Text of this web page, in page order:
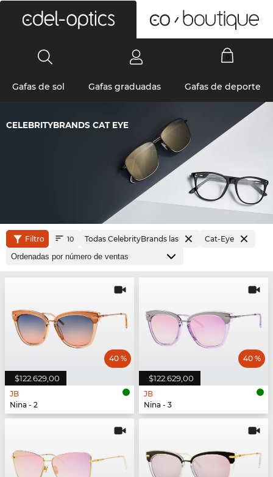
Gafas de sol Gafas graduadas Gafas de deporte
CELEBRITYBRANDS CAT EYE
Filtro 10 Todas CelebrityBrands las Cat-Eye
$122.629,00
40 %
JB
Nina - 2
$122.629,00
40 %
JB
Nina - 3